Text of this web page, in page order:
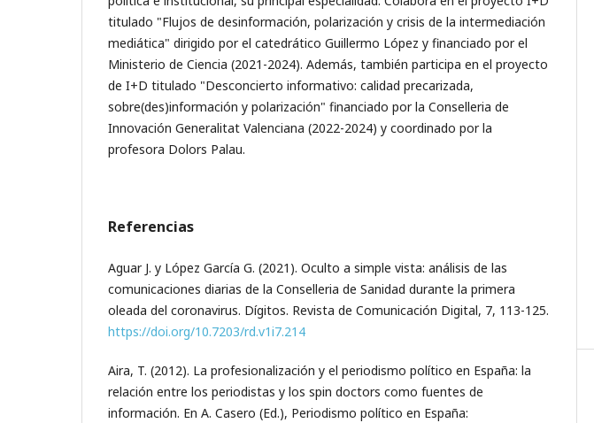
titulado "Flujos de desinformación, polarización y crisis de la intermediación
mediática" dirigido por el catedrático Guillermo López y financiado por el
Ministerio de Ciencia (2021-2024). Además, también participa en el proyecto
de I+D titulado "Desconcierto informativo: calidad precarizada,
sobre(des)información y polarización" financiado por la Conselleria de
Innovación Generalitat Valenciana (2022-2024) y coordinado por la
profesora Dolors Palau.
Referencias
Aguar J. y López García G. (2021). Oculto a simple vista: análisis de las
comunicaciones diarias de la Conselleria de Sanidad durante la primera
oleada del coronavirus. Dígitos. Revista de Comunicación Digital, 7, 113-125.
https://doi.org/10.7203/rd.v1i7.214
Aira, T. (2012). La profesionalización y el periodismo político en España: la
relación entre los periodistas y los spin doctors como fuentes de
información. En A. Casero (Ed.), Periodismo político en España: